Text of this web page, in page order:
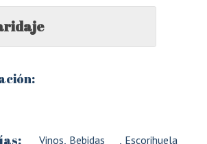
Vinos, Bebidas
, Escorihuela